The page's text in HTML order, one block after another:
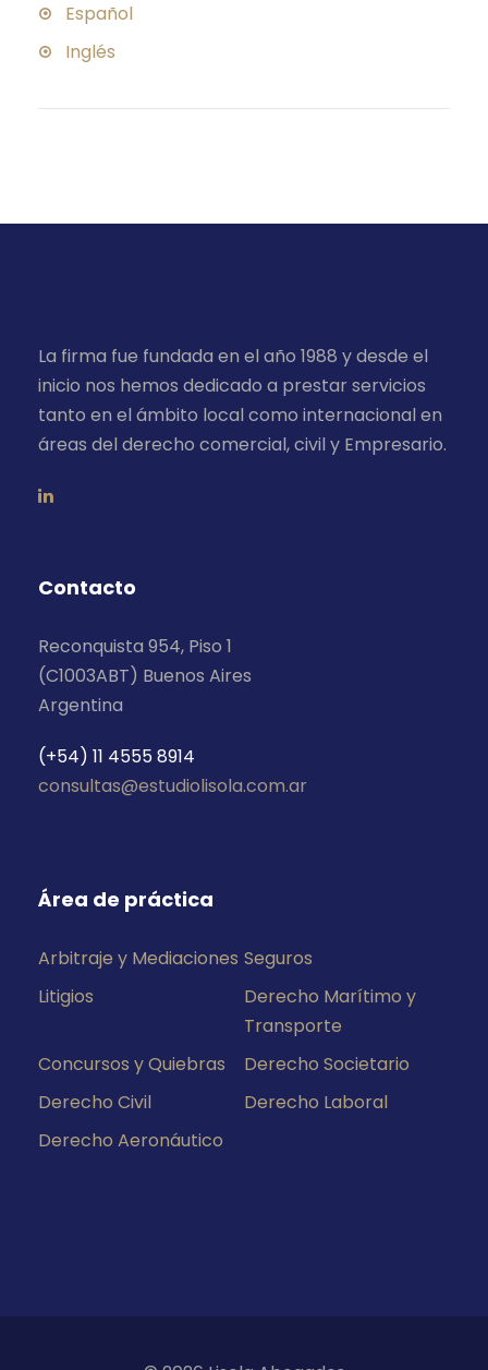
Español
Inglés
La firma fue fundada en el año 1988 y desde el
inicio nos hemos dedicado a prestar servicios
tanto en el ámbito local como internacional en
áreas del derecho comercial, civil y Empresario.
Contacto
Reconquista 954, Piso 1
(C1003ABT) Buenos Aires
Argentina
(+54) 11 4555 8914
consultas@estudiolisola.com.ar
Área de práctica
Arbitraje y Mediaciones Seguros
Litigios
Derecho Marítimo y
Transporte
Concursos y Quiebras
Derecho Societario
Derecho Civil
Derecho Laboral
Derecho Aeronáutico